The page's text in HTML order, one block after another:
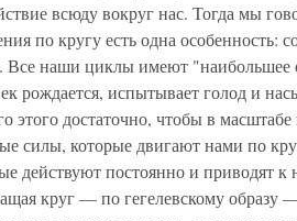
всюду вокруг нас. Тогда мы
по кругу есть одна
Все наши циклы имеют "наибольшее
рождается, испытывает голод и
этого достаточно, чтобы в
силы, которые двигают нами по
действуют постоянно и приводят
круг — по гегелевскому образу